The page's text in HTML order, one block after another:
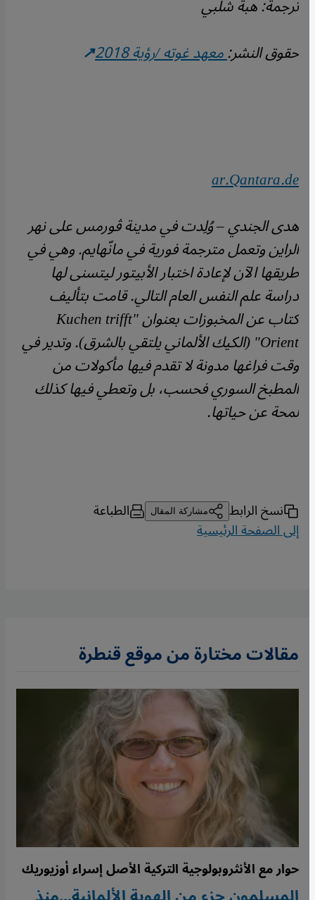
ترجمة: هبة شلبي
حقوق النشر:معهد غوته /رؤية 2018
ar.Qantara.de
هدى الجندي – وُلِدت في مدينة ڤورمس على نهر
الراين وتعمل مترجمة فورية في مانّهايم. وهي في
طريقها الآن لإعادة اختبار الأبيتور ليتسنى لها
دراسة علم النفس العام التالي. قامت بتأليف
كتاب عن المخبوزات بعنوان "Kuchen trifft
Orient" (الكيك الألماني يلتقي بالشرق). وتدير في
وقت فراغها مدونة لا تقدم فيها مأكولات من
المطبخ السوري فحسب، بل وتعطي فيها كذلك
لمحة عن حياتها.
نسخ الرابط مشاركة المقال الطباعة
إلى الصفحة الرئيسية
مقالات مختارة من موقع قنطرة
حوار مع الأنثروبولوجية التركية الأصل إسراء أوزيوريك